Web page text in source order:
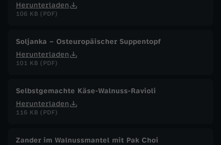
Herunterladen
106 KB (PDF)
Soljanka – Osteuropäischer Suppentopf
Herunterladen
101 KB (PDF)
Selbstgemachte Käse-Walnuss-Ravioli
Herunterladen
116 KB (PDF)
Zander im Walnussmantel mit Pak Choi